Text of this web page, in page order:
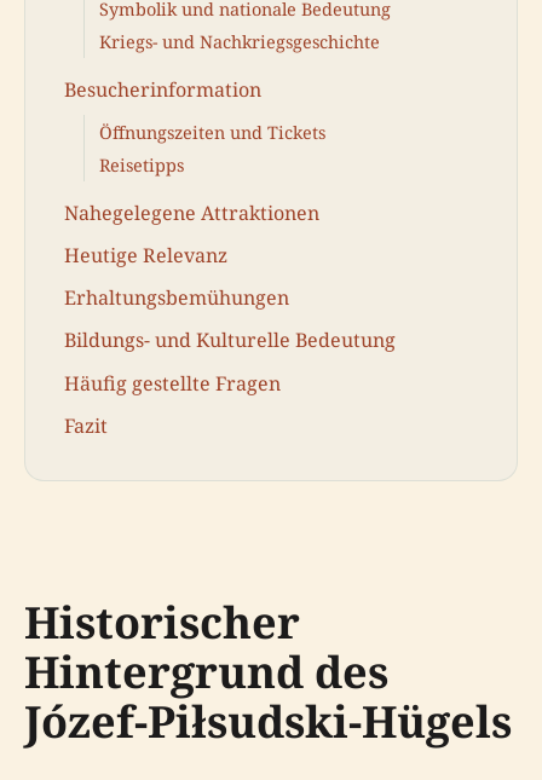
Symbolik und nationale Bedeutung
Kriegs- und Nachkriegsgeschichte
Besucherinformation
Öffnungszeiten und Tickets
Reisetipps
Nahegelegene Attraktionen
Heutige Relevanz
Erhaltungsbemühungen
Bildungs- und Kulturelle Bedeutung
Häufig gestellte Fragen
Fazit
Historischer
Hintergrund des
Józef-Piłsudski-Hügels